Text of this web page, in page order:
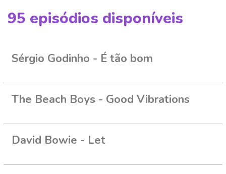
95 episódios disponíveis
Sérgio Godinho - É tão bom
The Beach Boys - Good Vibrations
David Bowie - Let